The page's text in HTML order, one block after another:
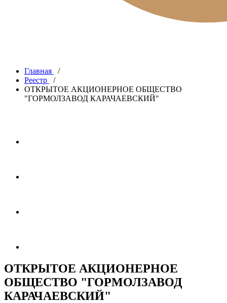
Главная
/
Реестр
/
ОТКРЫТОЕ АКЦИОНЕРНОЕ ОБЩЕСТВО
"ГОРМОЛЗАВОД КАРАЧАЕВСКИЙ"
ОТКРЫТОЕ АКЦИОНЕРНОЕ
ОБЩЕСТВО "ГОРМОЛЗАВОД
КАРАЧАЕВСКИЙ"